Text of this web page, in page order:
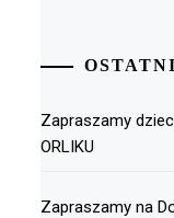
Zapraszamy
ORLIKU
Zapraszamy na